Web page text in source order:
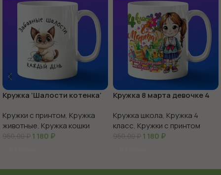
Кружка ‘Шалости котенка’
Кружки с принтом, Кружка
животные, Кружка кошки
950,00₽ 1 180 ₽
Кружка 8 марта девочке 4
Кружка школа, Кружка 4
класс, Кружки с принтом
950,00₽ 1 180 ₽